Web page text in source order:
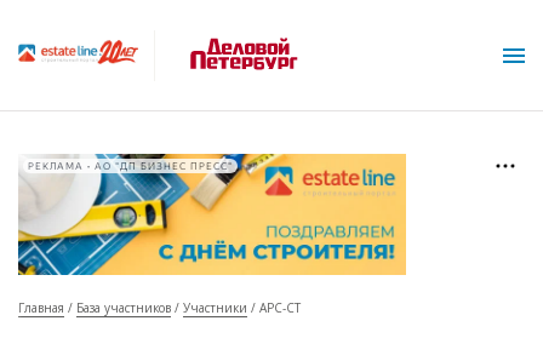
РЕКЛАМА • АО "ДП БИЗНЕС ПРЕСС"
Главная База участников Участники АРС-СТ